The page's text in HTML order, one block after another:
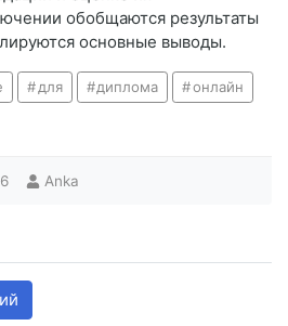
обобщаются результаты
основные выводы.
для диплома онлайн
Anka